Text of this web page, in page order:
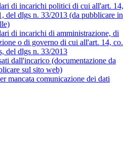
di incarichi politici di cui all'art. 14,
del dlgs n. 33/2013 (da pubblicare in
di incarichi di amministrazione, di
o di governo di cui all'art. 14, co.
del dlgs n. 33/2013
dall'incarico (documentazione da
sul sito web)
mancata comunicazione dei dati